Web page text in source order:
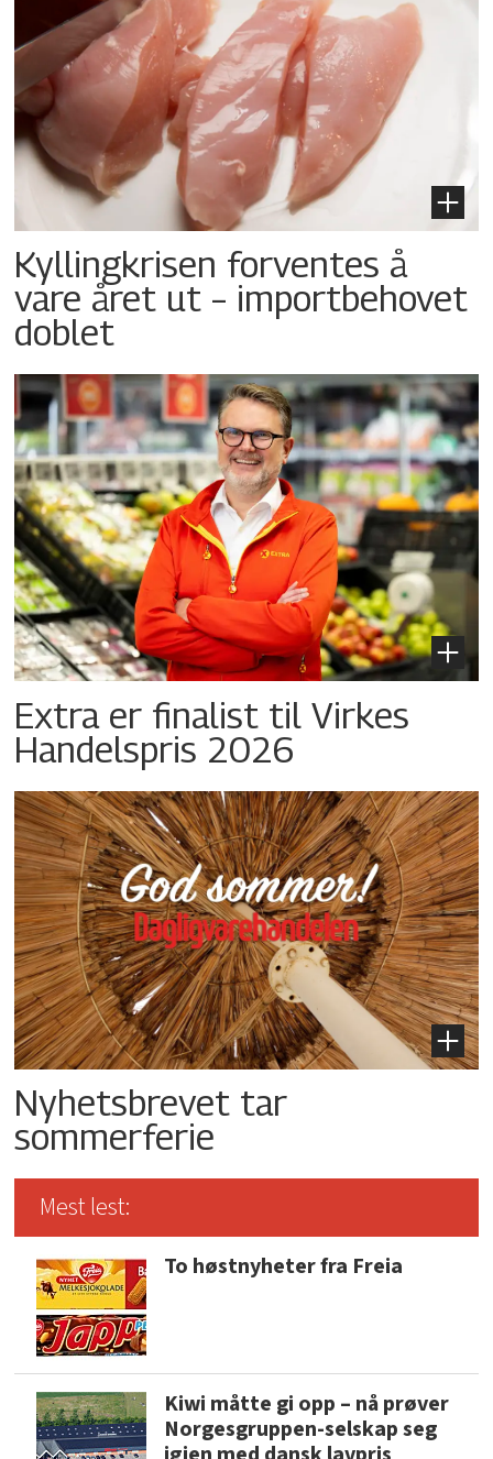
Kyllingkrisen forventes å
vare året ut – importbehovet
doblet
Extra er finalist til Virkes
Handelspris 2026
Nyhetsbrevet tar
sommerferie
Mest lest:
To høstnyheter fra Freia
Kiwi måtte gi opp – nå prøver
Norgesgruppen-selskap seg